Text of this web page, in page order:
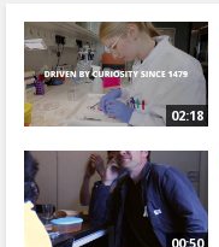
02:18
00:50